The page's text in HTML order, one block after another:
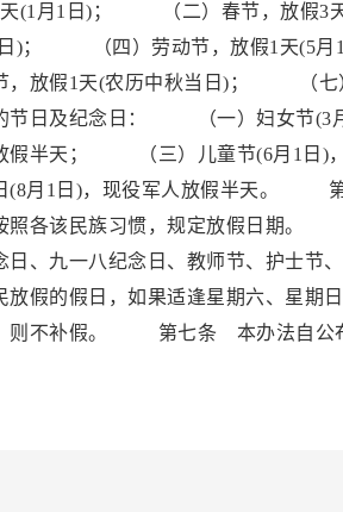
天(1月1日)； （二）春节，放假3
日)； （四）劳动节，放假1天
节，放假1天(农历中秋当日)； （
节日及纪念日： （一）妇女节(3
假半天； （三）儿童节(6月1日)
(8月1日)，现役军人放假半天。
照各该民族习惯，规定放假日期
日、九一八纪念日、教师节、护士
假的假日，如果适逢星期六、星期
则不补假。 第七条 本办法自公